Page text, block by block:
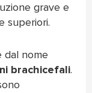
grave e
superiori.
dal nome
brachicefali.